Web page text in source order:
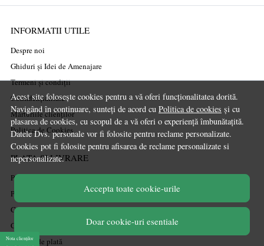
Acest site folosește cookies pentru a vă oferi funcționalitatea dorită.
Navigând în continuare, sunteți de acord cu Politica de cookies și cu
plasarea de cookies, cu scopul de a vă oferi o experiență îmbunătațită.
Datele Dvs. personale vor fi folosite pentru reclame personalizate.
Cookies pot fi folosite pentru afisarea de reclame personalizate si
nepersonalizate.
Accepta toate cookie-urile
Doar cookie-uri esentiale
INFORMATII UTILE
Despre noi
Ghiduri și Idei de Amenajare
Termeni și condiții
Confidențialitate
Mărturiile clienților
Politica de Cookies
PLATA SI LIVRARE
Politica de transport
Politica de retur
Cum cumpăr
Coșul meu
Metode de plată
Nota clienților